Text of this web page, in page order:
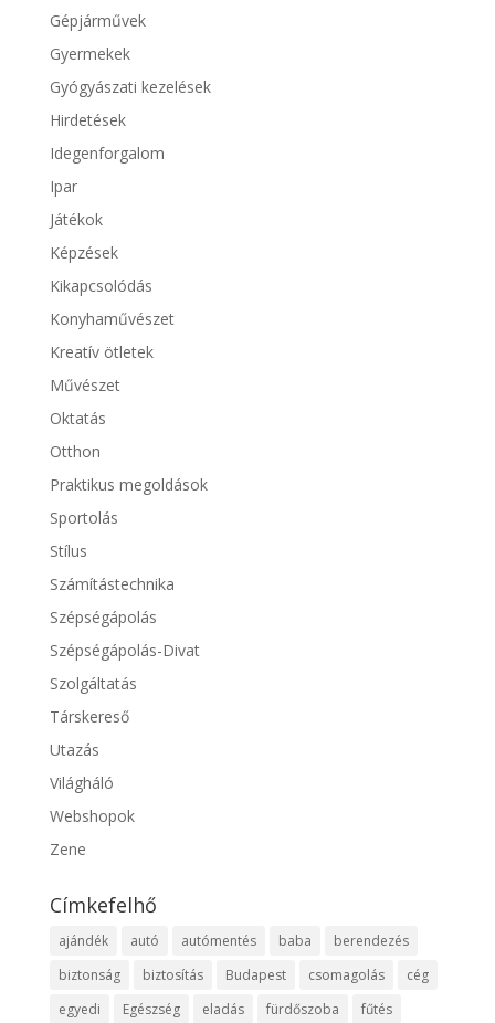
Gépjárművek
Gyermekek
Gyógyászati kezelések
Hirdetések
Idegenforgalom
Ipar
Játékok
Képzések
Kikapcsolódás
Konyhaművészet
Kreatív ötletek
Művészet
Oktatás
Otthon
Praktikus megoldások
Sportolás
Stílus
Számítástechnika
Szépségápolás
Szépségápolás-Divat
Szolgáltatás
Társkereső
Utazás
Világháló
Webshopok
Zene
Címkefelhő
ajándék autó autómentés baba
berendezés
biztonság
biztosítás Budapest csomagolás
cég
egyedi
Egészség eladás fürdőszoba fűtés